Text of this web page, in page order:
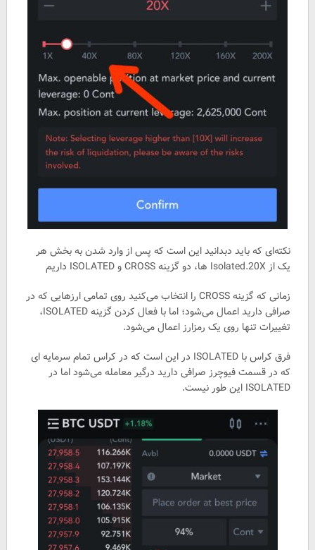
نکته‌ای که باید دبدانید این است که پس از وارد شدن به بخش هر
یک از Isolated.20X ها، دو گزینه CROSS و ISOLATED داریم
زمانی که گزینه CROSS را انتخاب می‌کنید روی تمامی ارزهایی که در
صرافی دارید اعمال می‌شود؛ اما با فعال کردن گزینه ISOLATED،
تغییرات تنها روی یک رمزارز اعمال می‌شود.
فرق کراس با ISOLATED در این است که در کراس تمام سرمایه ای
که در قسمت فیوچرز صرافی دارید درگیر معامله می‌شود اما در
ISOLATED این طور نیست.